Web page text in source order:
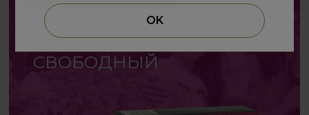
АЛЬТЕРНАТИВНЫЙ,
НАТУРАЛЬНЫЙ,
СВОБОДНЫЙ
OK